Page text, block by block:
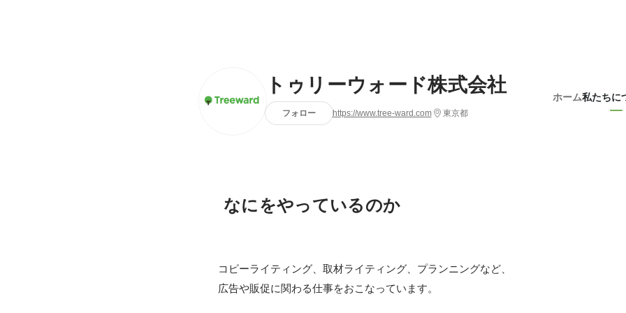
トゥリーウォード株式会社
フォロー https://www.tree-ward.com 東京都
ホーム私たちに
なにをやっているのか
コピーライティング、取材ライティング、プランニングなど、
広告や販促に関わる仕事をおこなっています。